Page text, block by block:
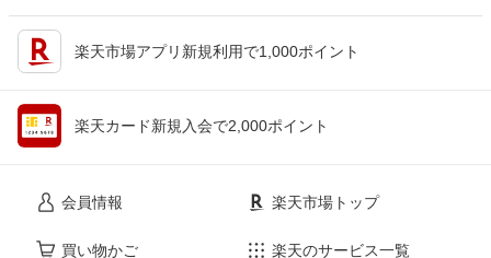
楽天市場アプリ新規利用で1,000ポイント
楽天カード新規入会で2,000ポイント
会員情報
買い物かご
楽天市場トップ
楽天のサービス一覧